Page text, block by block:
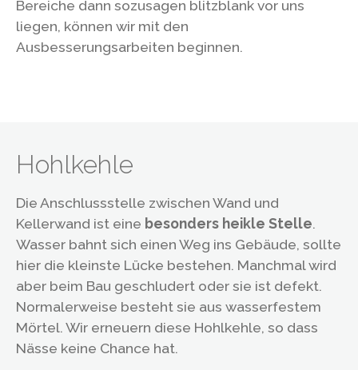
Bereiche dann sozusagen blitzblank vor uns
liegen, können wir mit den
Ausbesserungsarbeiten beginnen.
Hohlkehle
Die Anschlussstelle zwischen Wand und
Kellerwand ist eine besonders heikle Stelle.
Wasser bahnt sich einen Weg ins Gebäude, sollte
hier die kleinste Lücke bestehen. Manchmal wird
aber beim Bau geschludert oder sie ist defekt.
Normalerweise besteht sie aus wasserfestem
Mörtel. Wir erneuern diese Hohlkehle, so dass
Nässe keine Chance hat.